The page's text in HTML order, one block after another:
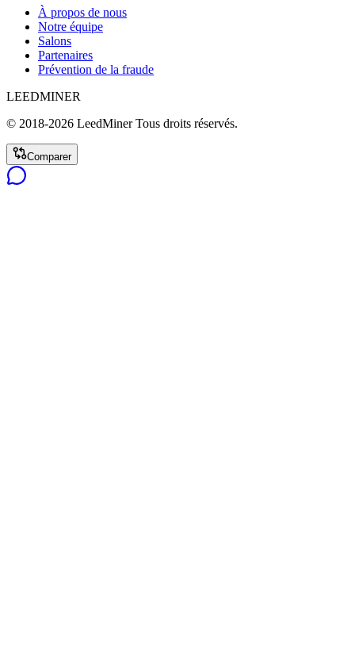
À propos de nous
Notre équipe
Salons
Partenaires
Prévention de la fraude
LEEDMINER
© 2018-2026 LeedMiner Tous droits réservés.
Comparer